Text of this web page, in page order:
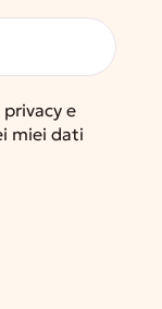
e
miei dati